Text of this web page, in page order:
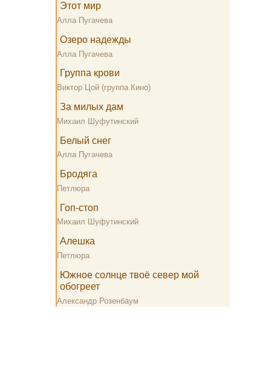
Этот мир
Алла Пугачева
Озеро надежды
Алла Пугачева
Группа крови
Виктор Цой (группа Кино)
За милых дам
Михаил Шуфутинский
Белый снег
Алла Пугачева
Бродяга
Петлюра
Гоп-стоп
Михаил Шуфутинский
Алешка
Петлюра
Южное солнце твоё север мой
обогреет
Александр Розенбаум